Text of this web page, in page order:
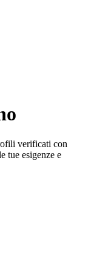
verificati con
tue esigenze e